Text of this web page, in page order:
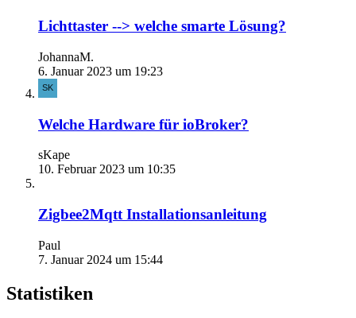
Lichttaster --> welche smarte Lösung?
JohannaM.
6. Januar 2023 um 19:23
Welche Hardware für ioBroker?
sKape
10. Februar 2023 um 10:35
Zigbee2Mqtt Installationsanleitung
Paul
7. Januar 2024 um 15:44
Statistiken